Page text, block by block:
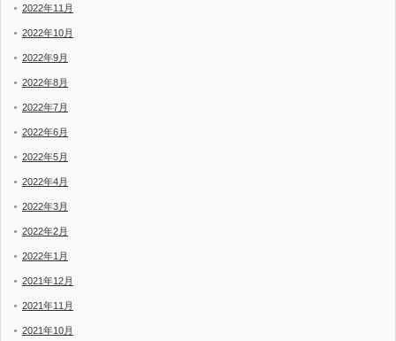
2022年11月
2022年10月
2022年9月
2022年8月
2022年7月
2022年6月
2022年5月
2022年4月
2022年3月
2022年2月
2022年1月
2021年12月
2021年11月
2021年10月